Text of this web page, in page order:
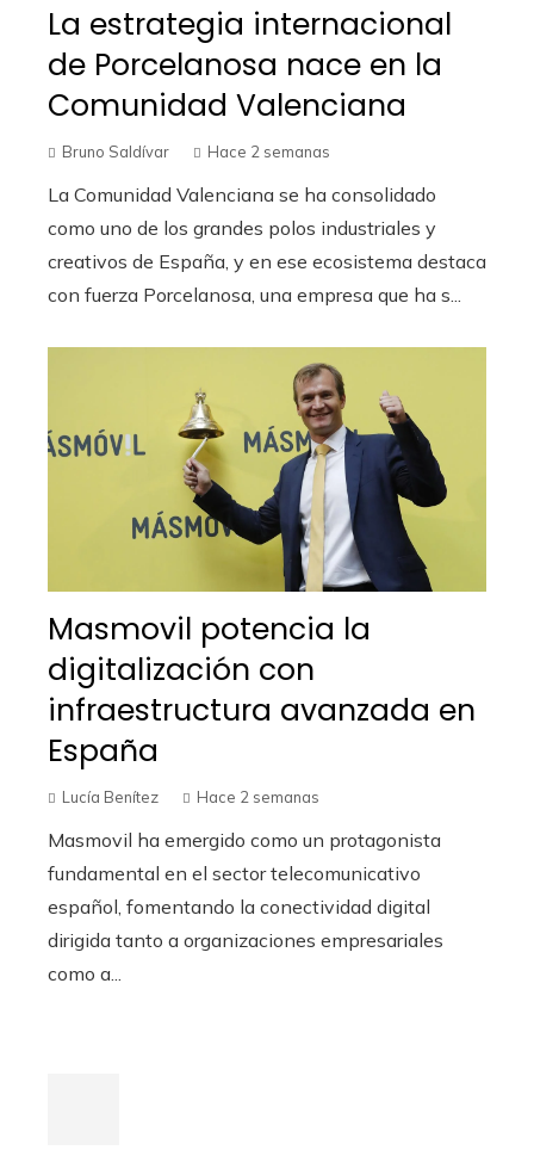
La estrategia internacional
de Porcelanosa nace en la
Comunidad Valenciana
Bruno Saldívar Hace 2 semanas
La Comunidad Valenciana se ha consolidado
como uno de los grandes polos industriales y
creativos de España, y en ese ecosistema destaca
con fuerza Porcelanosa, una empresa que ha s...
Masmovil potencia la
digitalización con
infraestructura avanzada en
España
Lucía Benítez Hace 2 semanas
Masmovil ha emergido como un protagonista
fundamental en el sector telecomunicativo
español, fomentando la conectividad digital
dirigida tanto a organizaciones empresariales
como a...